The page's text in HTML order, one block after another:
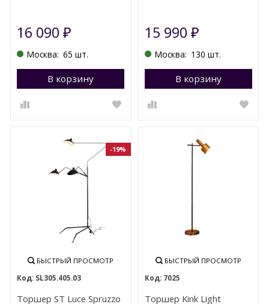
16 090₽
Москва: 65 шт.
В корзину Перейти в корзину
15 990 ₽
Москва: 130 шт.
В корзину
-19%
БЫСТРЫЙ ПРОСМОТР
SL305.405.03
Торшер ST Luce Spruzzo
БЫСТРЫЙ ПРОСМОТР
7025
Торшер Kink Light